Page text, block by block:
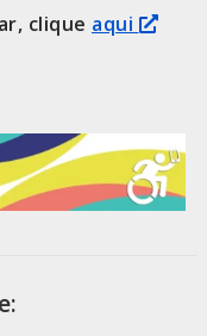
clique aqui